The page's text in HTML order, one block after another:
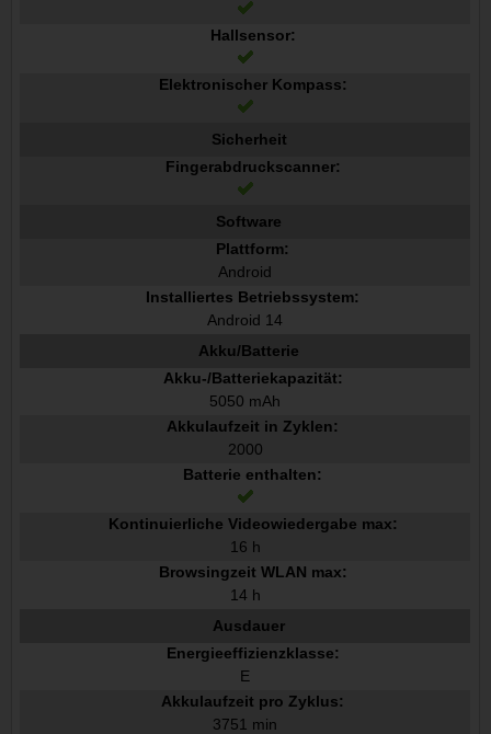
Hallsensor:
Elektronischer Kompass:
Sicherheit
Fingerabdruckscanner:
Software
Plattform:
Android
Installiertes Betriebssystem:
Android 14
Akku/Batterie
Akku-/Batteriekapazität:
5050 mAh
Akkulaufzeit in Zyklen:
2000
Batterie enthalten:
Kontinuierliche Videowiedergabe max:
16 h
Browsingzeit WLAN max:
14 h
Ausdauer
Energieeffizienzklasse:
E
Akkulaufzeit pro Zyklus:
3751 min